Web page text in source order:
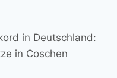
in Deutschland:
in Coschen